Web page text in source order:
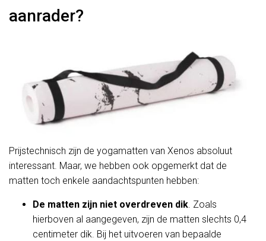
aanrader?
Prijstechnisch zijn de yogamatten van Xenos absoluut
interessant. Maar, we hebben ook opgemerkt dat de
matten toch enkele aandachtspunten hebben:
De matten zijn niet overdreven dik. Zoals
hierboven al aangegeven, zijn de matten slechts 0,4
centimeter dik. Bij het uitvoeren van bepaalde